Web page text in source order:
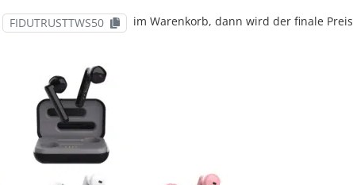
FIDUTRUSTTWS50
im Warenkorb, dann wird der finale Preis